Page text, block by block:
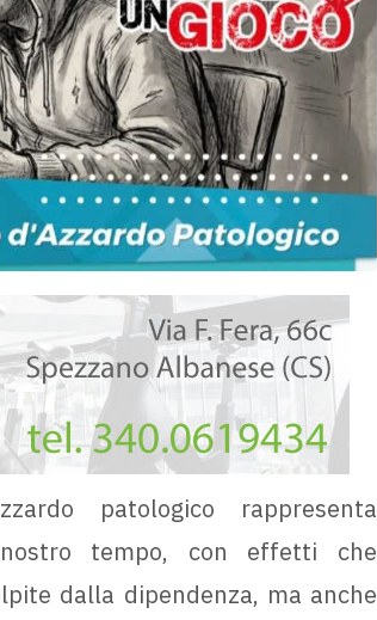
patologico rappresenta
nostro tempo, con effetti che
dalla dipendenza, ma anche